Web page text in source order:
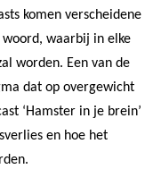
komen verscheidene
waarbij in elke
worden. Een van de
dat op overgewicht
‘Hamster in je brein’
en hoe het